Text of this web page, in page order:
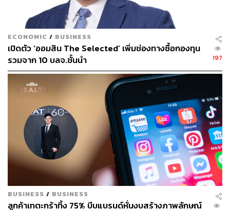
ด้านบ้านใกล้เรือนเคียงอย่างสาธาณะรัฐเช็ก ก็สั่งปิดร้านค้า
ทั้งหมดทั่วประเทศตั้งแต่วันที่ 18 ธันวาคมนี้ ขณะที่มาตรการ
ล็อกดาวน์ที่ใช้เป็นมาตรการล็อกดาวน์บางส่วนควบคู่กับ
เคอร์ฟิวตั้งแต่เวลา 23.00- 05.00 น. ของทุกวัน พร้อมขอ
ความร่วมมืองดจัดงานเฉลิมฉลองใดๆ และอนุญาตให้มารวม
ตัวกันไม่เกิน 6 คน
ส่วนในอิตาลี รัฐบาลประกาศบังคับใช้มาตรการล็อกดาวน์
สองช่วง ก็คือตั้งแต่วันที่ 24-27 ธันวาคม 2563 กับวันที่ 31
ธันวาคม 2563 ถึง 3 มกราคม 2564 ขอความร่วมมืองดจัด
งานเฉลิมฉลองสังสรรค์ สั่งปิดร้านค้าที่ไม่จำเป็นและจำกัด
การเดินทาง
ด้านตุรกี ประเทศมุสลิมหนึ่งเดียวที่ติดกับยุโรป เตรียม
ประกาศใช้มาตรการล็อกดาวน์ตั้งแต่เวลา 21.00 น. ของวันที่
31 ธันวาคม 2563 ถึงเวลา 05.00 น. ของวันที่ 4 มกราคม
ECONOMIC / BUSINESS
เปิดตัว ‘ออมสิน The Selected’ เพิ่มช่องทางซื้อกองทุน
รวมจาก 10 บลจ.ชั้นนำ
197
BUSINESS / BUSINESS
ลูกค้าเทตะกร้าทิ้ง 75% บีบแบรนด์หั่นงบสร้างภาพลักษณ์